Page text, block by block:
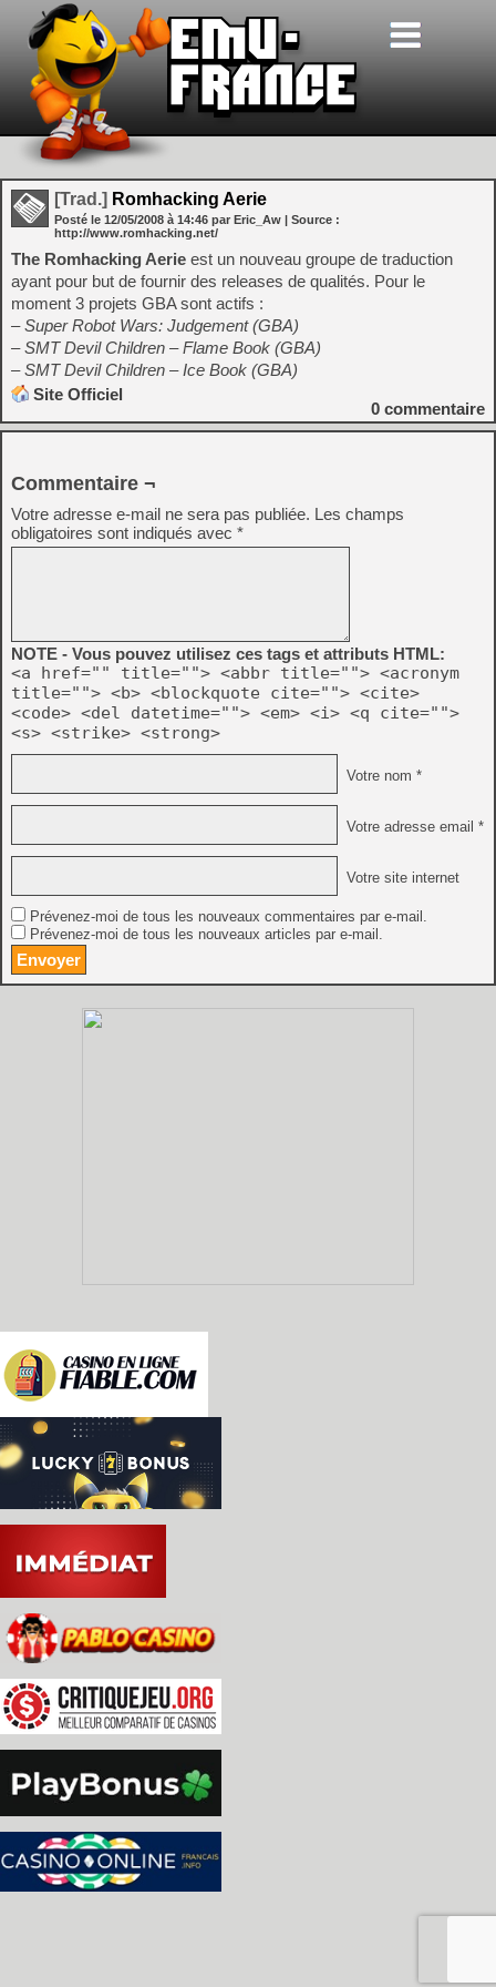
[Trad.] Romhacking Aerie
Posté le 12/05/2008 à 14:46 par Eric_Aw | Source :
http://www.romhacking.net/
The Romhacking Aerie est un nouveau groupe de traduction
ayant pour but de fournir des releases de qualités. Pour le
moment 3 projets GBA sont actifs :
– Super Robot Wars: Judgement (GBA)
– SMT Devil Children – Flame Book (GBA)
– SMT Devil Children – Ice Book (GBA)
Site Officiel
0 commentaire
Commentaire ¬
Votre adresse e-mail ne sera pas publiée. Les champs
obligatoires sont indiqués avec *
NOTE - Vous pouvez utilisez ces tags et attributs HTML:
<a href="" title=""> <abbr title=""> <acronym
title=""> <b> <blockquote cite=""> <cite>
<code> <del datetime=""> <em> <i> <q cite="">
<s> <strike> <strong>
Votre nom *
Votre adresse email *
Votre site internet
Prévenez-moi de tous les nouveaux commentaires par e-mail.
Prévenez-moi de tous les nouveaux articles par e-mail.